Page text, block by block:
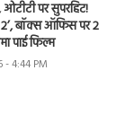
पर सुपरहिट!
2’, बॉक्स ऑफिस पर 2
पाई फिल्म
- 4:44 PM